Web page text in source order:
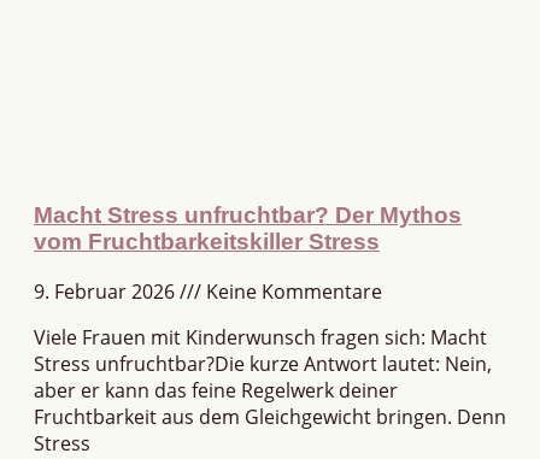
Macht Stress unfruchtbar? Der Mythos
vom Fruchtbarkeitskiller Stress
9. Februar 2026
Keine Kommentare
Viele Frauen mit Kinderwunsch fragen sich: Macht
Stress unfruchtbar?Die kurze Antwort lautet: Nein,
aber er kann das feine Regelwerk deiner
Fruchtbarkeit aus dem Gleichgewicht bringen. Denn
Stress